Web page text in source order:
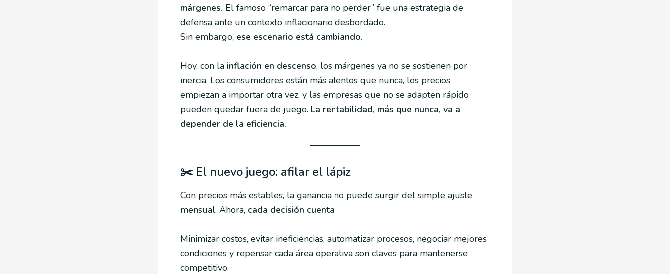
márgenes. El famoso “remarcar para no perder” fue una estrategia de
defensa ante un contexto inflacionario desbordado.
Sin embargo, ese escenario está cambiando.
Hoy, con la inflación en descenso, los márgenes ya no se sostienen por
inercia. Los consumidores están más atentos que nunca, los precios
empiezan a importar otra vez, y las empresas que no se adapten rápido
pueden quedar fuera de juego. La rentabilidad, más que nunca, va a
depender de la eficiencia.
✂️ El nuevo juego: afilar el lápiz
Con precios más estables, la ganancia no puede surgir del simple ajuste
mensual. Ahora, cada decisión cuenta.
Minimizar costos, evitar ineficiencias, automatizar procesos, negociar mejores
condiciones y repensar cada área operativa son claves para mantenerse
competitivo.